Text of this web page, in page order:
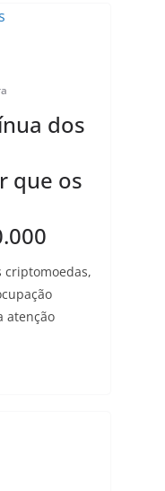
dos
que os
criptomoedas,
atenção